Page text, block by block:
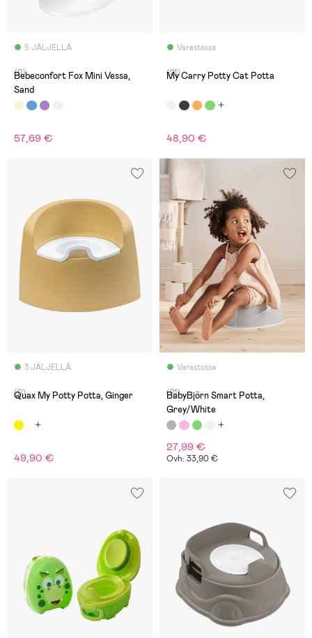
5 JÄLJELLÄ
(0)
Bebeconfort Fox Mini Vessa,
Sand
57,69 €
Varastossa
(21)
My Carry Potty Cat Potta
48,90 €
3 JÄLJELLÄ
(0)
Quax My Potty Potta, Ginger
49,90 €
Varastossa
(21)
BabyBjörn Smart Potta,
Grey/White
27,99 €
Ovh: 33,90 €